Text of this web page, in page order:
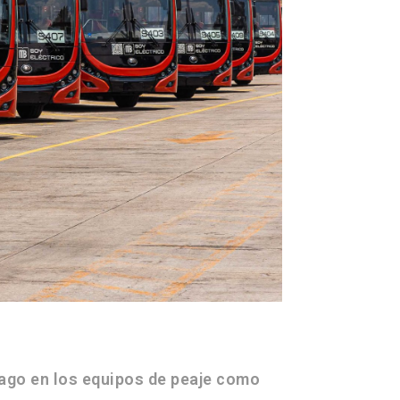
en los equipos de peaje como